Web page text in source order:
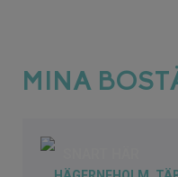
MINA